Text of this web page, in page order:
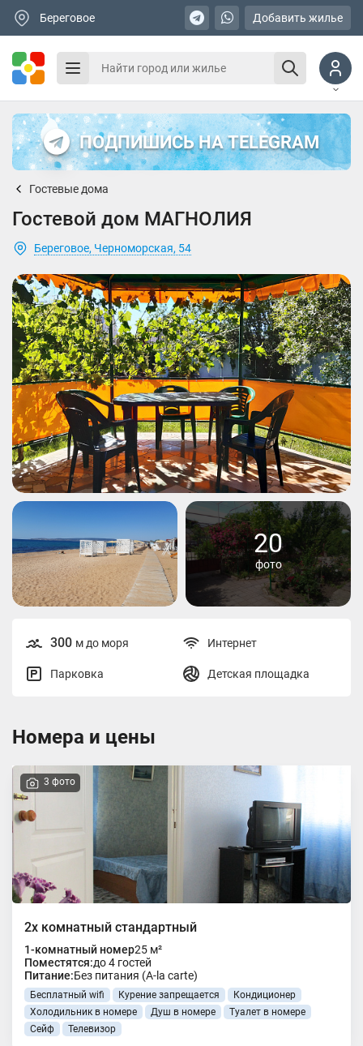
Береговое Добавить жилье
ПОДПИШИСЬ НА TELEGRAM
Гостевые дома
Гостевой дом МАГНОЛИЯ
Береговое, Черноморская, 54
20
фото
300 м до моря Интернет
Парковка Детская площадка
Номера и цены
3 фото
2х комнатный стандартный
1-комнатный номер25 м²
Поместятся:до 4 гостей
Питание:Без питания (A-la carte)
Бесплатный wifi Курение запрещается
Кондиционер
Холодильник в номере
Душ в номере
Туалет в номере
Сейф
Телевизор